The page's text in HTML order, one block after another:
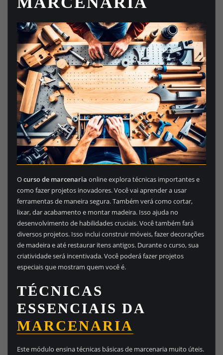
Ocurso de marcenaria online explora técnicas importantes e
como fazer projetos inovadores. Você vai aprender a usar
ferramentas de maneira segura. Também verá como cortar,
lixar, dar acabamento e montar madeira. Isso ajuda no
desenvolvimento de habilidades cruciais. Você também fará
diversos projetos. Isso inclui construir móveis, fazer decorações
de madeira e até restaurar itens antigos. Durante o curso, sua
criatividade será incentivada. Você poderá fazer projetos
especiais que mostram quem você é.
TÉCNICAS
ESSENCIAIS DA
MARCENARIA
Este módulo ensina técnicas básicas de marcenaria muito úteis.